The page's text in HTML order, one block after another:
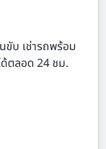
ขับ เช่ารถพร้อม
ตลอด 24 ชม.